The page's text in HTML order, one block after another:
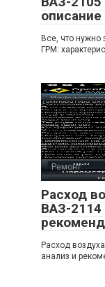
Все, что нужно
ГРМ:
Ремонт
Расход
ВАЗ-2114
Расход
анализ и